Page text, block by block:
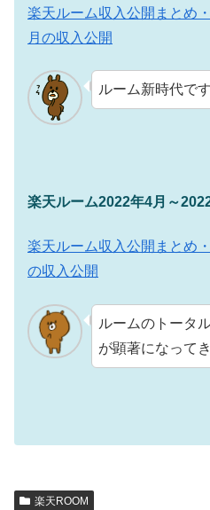
楽天ルーム収入公開まとめ
月の収入公開
ルーム新時代です
楽天ルーム2022年4月～
楽天ルーム収入公開まとめ
の収入公開
ルームのトータ
が顕著になって
楽天ROOM